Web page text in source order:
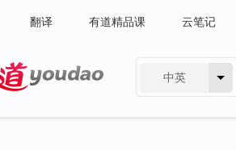
翻译 有道精品课 云笔记
中英